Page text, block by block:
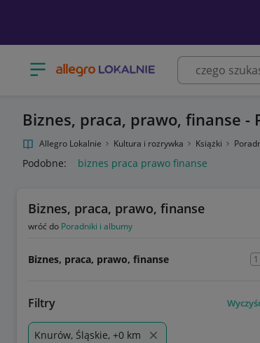
Otwórz menu z kategoriami
Biznes, praca, prawo, finanse
Allegro Lokalnie Kultura i rozrywka Książki
Podobne: biznes praca prawo finanse
Biznes, praca, prawo, finanse
wróć do Poradniki i albumy
Biznes, praca, prawo, finanse 1
Filtry
Knurów, Śląskie, +0 km